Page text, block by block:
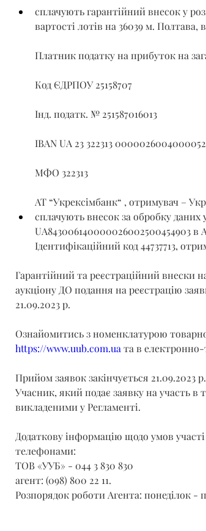
сплачують гарантійний внесок у
вартості лотів на 36039 м. Полтава,
Платник податку на прибуток на
Код ЄДРПОУ 25158707
Інд. податк. № 251587016013
IBAN UA 23 322313
МФО 322313
АТ “Укрексімбанк“ , отримувач –
сплачують внесок за обробку даних
UA843006140000026002500454903
Ідентифікаційний код 44737713,
Гарантійний та реєстраційний внески
аукціону ДО подання на реєстрацію
21.09.2023 р.
Ознайомитись з номенклатурою
https://www.uub.com.ua та в електронно-
Прийом заявок закінчується 21.09.2023
Учасник, який подає заявку на участь в
викладеними у Регламенті.
Додаткову інформацію щодо умов
телефонами:
ТОВ «УУБ» - 044 3 830 830
агент: (098) 800 22 11.
Розпорядок роботи Агента: понеділок -